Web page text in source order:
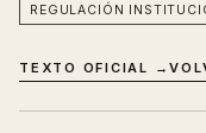
REGULACIÓN
TEXTO OFICIAL →